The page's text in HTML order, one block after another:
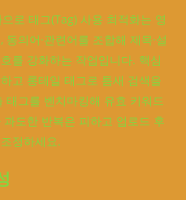
로 태그(Tag) 사용 최적화는 영
의어·관련어를 조합해 제목·설
를 강화하는 작업입니다. 핵심
고 롱테일 태그로 틈새 검색을
태그를 벤치마킹해 유효 키워드
도한 반복은 피하고 업로드 후
정하세요.